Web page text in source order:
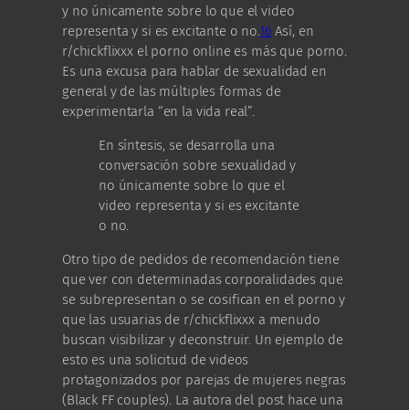
y no únicamente sobre lo que el video
representa y si es excitante o no. 16 Así, en
r/chickflixxx el porno online es más que porno.
Es una excusa para hablar de sexualidad en
general y de las múltiples formas de
experimentarla “en la vida real”.
En síntesis, se desarrolla una
conversación sobre sexualidad y
no únicamente sobre lo que el
video representa y si es excitante
o no.
Otro tipo de pedidos de recomendación tiene
que ver con determinadas corporalidades que
se subrepresentan o se cosifican en el porno y
que las usuarias de r/chickflixxx a menudo
buscan visibilizar y deconstruir. Un ejemplo de
esto es una solicitud de videos
protagonizados por parejas de mujeres negras
(Black FF couples). La autora del post hace una